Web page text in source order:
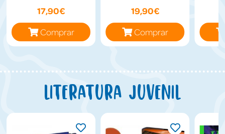
17,90€
Comprar
19,90€
Comprar
Literatura juvenil